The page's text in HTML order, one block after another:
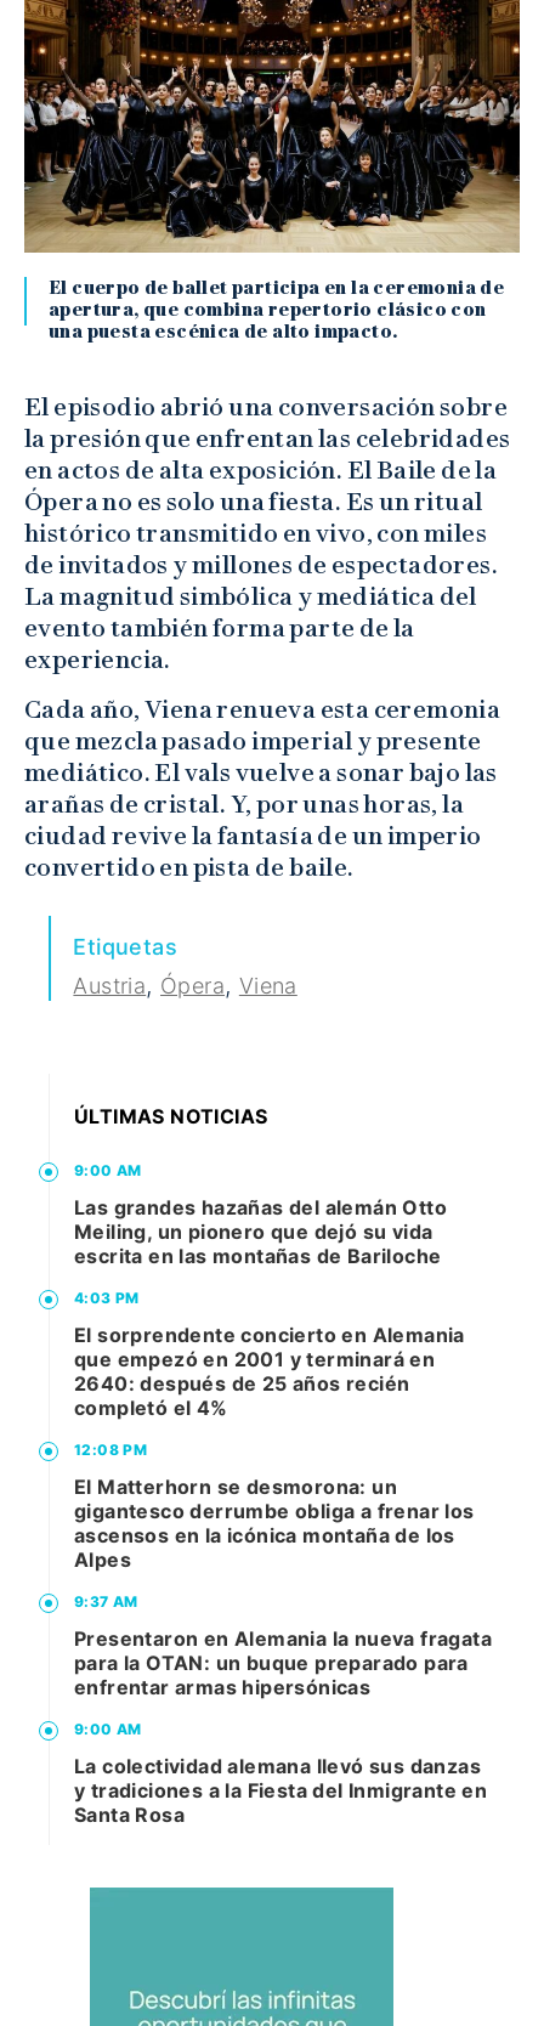
El cuerpo de ballet participa en la ceremonia de
apertura, que combina repertorio clásico con
una puesta escénica de alto impacto.
El episodio abrió una conversación sobre
la presión que enfrentan las celebridades
en actos de alta exposición. El Baile de la
Ópera no es solo una fiesta. Es un ritual
histórico transmitido en vivo, con miles
de invitados y millones de espectadores.
La magnitud simbólica y mediática del
evento también forma parte de la
experiencia.
Cada año, Viena renueva esta ceremonia
que mezcla pasado imperial y presente
mediático. El vals vuelve a sonar bajo las
arañas de cristal. Y, por unas horas, la
ciudad revive la fantasía de un imperio
convertido en pista de baile.
Etiquetas
Austria, Ópera, Viena
ÚLTIMAS NOTICIAS
9:00 AM
Las grandes hazañas del alemán Otto
Meiling, un pionero que dejó su vida
escrita en las montañas de Bariloche
4:03 PM
El sorprendente concierto en Alemania
que empezó en 2001 y terminará en
2640: después de 25 años recién
completó el 4%
12:08 PM
El Matterhorn se desmorona: un
gigantesco derrumbe obliga a frenar los
ascensos en la icónica montaña de los
Alpes
9:37 AM
Presentaron en Alemania la nueva fragata
para la OTAN: un buque preparado para
enfrentar armas hipersónicas
9:00 AM
La colectividad alemana llevó sus danzas
y tradiciones a la Fiesta del Inmigrante en
Santa Rosa